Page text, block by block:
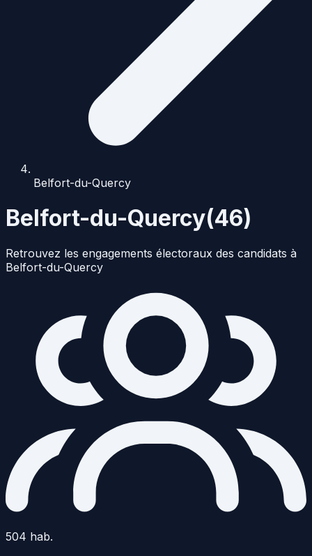
Belfort-du-Quercy
Belfort-du-Quercy(46)
Retrouvez les engagements électoraux des candidats à
Belfort-du-Quercy
504 hab.